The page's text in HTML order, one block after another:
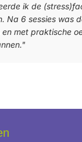
ik de
Na 6 sessies was
en met praktische